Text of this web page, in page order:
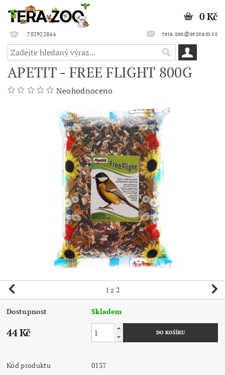
702922844 tera.zoo@seznam.cz
0 Kč
APETIT - FREE FLIGHT 800G
Neohodnoceno
1 z 2
Dostupnost Skladem
44 Kč
Kód produktu 0137